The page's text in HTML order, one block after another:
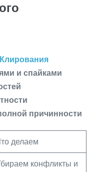
и спайками
причинности
делаем
конфликты и